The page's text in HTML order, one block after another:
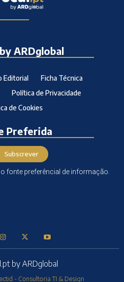
ARDglobal
Editorial
Ficha Técnica
Política de Privacidade
de Cookies
Preferida
Subscrever
fonte preferêncial de informação.
by ARDglobal
- Consultoria TI & Design